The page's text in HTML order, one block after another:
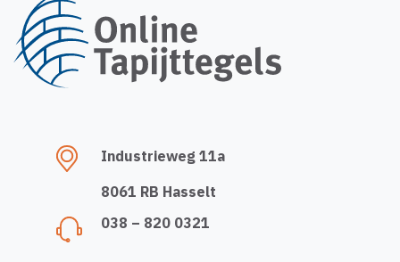
Industrieweg 11a
8061 RB Hasselt
038 – 820 0321